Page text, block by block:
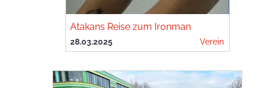
Atakans Reise zum Ironman
28.03.2025 Verein